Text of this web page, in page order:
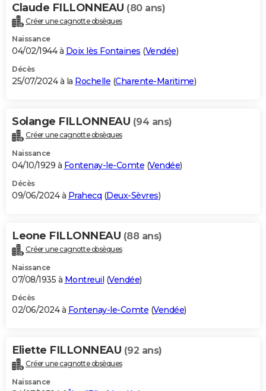
Claude FILLONNEAU (80 ans)
Créer une cagnotte obsèques
Naissance
04/02/1944 à Doix lès Fontaines (Vendée)
Décès
25/07/2024 à la Rochelle (Charente-Maritime)
Solange FILLONNEAU (94 ans)
Créer une cagnotte obsèques
Naissance
04/10/1929 à Fontenay-le-Comte (Vendée)
Décès
09/06/2024 à Prahecq (Deux-Sèvres)
Leone FILLONNEAU (88 ans)
Créer une cagnotte obsèques
Naissance
07/08/1935 à Montreuil (Vendée)
Décès
02/06/2024 à Fontenay-le-Comte (Vendée)
Eliette FILLONNEAU (92 ans)
Créer une cagnotte obsèques
Naissance